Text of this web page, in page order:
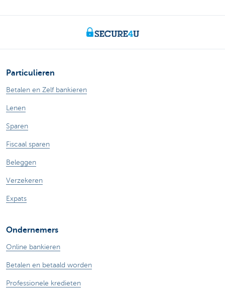
Particulieren
Betalen en Zelf bankieren
Lenen
Sparen
Fiscaal sparen
Beleggen
Verzekeren
Expats
Ondernemers
Online bankieren
Betalen en betaald worden
Professionele kredieten